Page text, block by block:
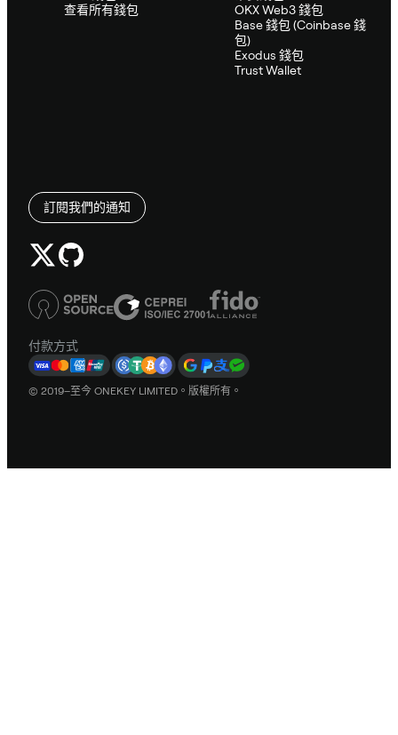
查看所有錢包
OKX Web3 錢包
Base 錢包 (Coinbase 錢
包)
Exodus 錢包
Trust Wallet
訂閱我們的通知
付款方式
© 2019–至今 ONEKEY LIMITED。版權所有。